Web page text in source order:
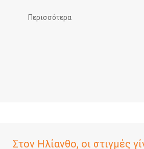
Περισσότερα
Στον Ηλίανθο, οι στιγμές